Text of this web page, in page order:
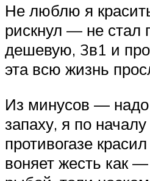
Не люблю я
рискнул — не стал
дешевую, 3в1 и
эта всю жизнь
Из минусов — надо
запаху, я по
противогазе
воняет жесть как